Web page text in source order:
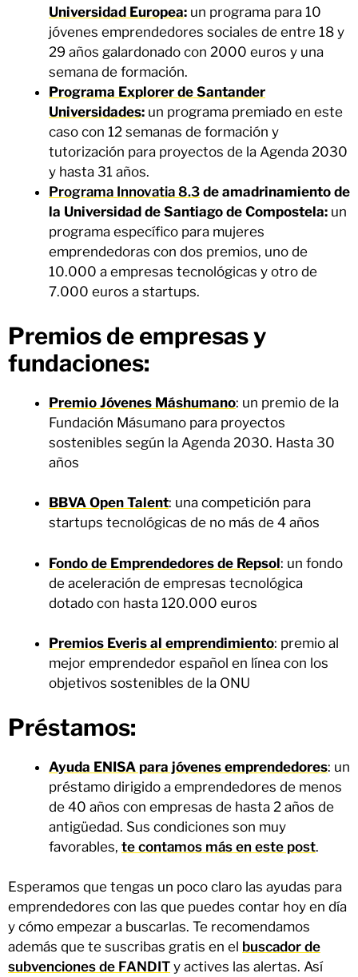
Universidad Europea: un programa para 10
jóvenes emprendedores sociales de entre 18 y
29 años galardonado con 2000 euros y una
semana de formación.
Programa Explorer de Santander
Universidades: un programa premiado en este
caso con 12 semanas de formación y
tutorización para proyectos de la Agenda 2030
y hasta 31 años.
Programa Innovatia 8.3 de amadrinamiento de
la Universidad de Santiago de Compostela: un
programa específico para mujeres
emprendedoras con dos premios, uno de
10.000 a empresas tecnológicas y otro de
7.000 euros a startups.
Premios de empresas y
fundaciones:
Premio Jóvenes Máshumano: un premio de la
Fundación Másumano para proyectos
sostenibles según la Agenda 2030. Hasta 30
años
BBVA Open Talent: una competición para
startups tecnológicas de no más de 4 años
Fondo de Emprendedores de Repsol: un fondo
de aceleración de empresas tecnológica
dotado con hasta 120.000 euros
Premios Everis al emprendimiento: premio al
mejor emprendedor español en línea con los
objetivos sostenibles de la ONU
Préstamos:
Ayuda ENISA para jóvenes emprendedores: un
préstamo dirigido a emprendedores de menos
de 40 años con empresas de hasta 2 años de
antigüedad. Sus condiciones son muy
favorables, te contamos más en este post.
Esperamos que tengas un poco claro las ayudas para
emprendedores con las que puedes contar hoy en día
y cómo empezar a buscarlas. Te recomendamos
además que te suscribas gratis en el buscador de
subvenciones de FANDIT y actives las alertas. Así